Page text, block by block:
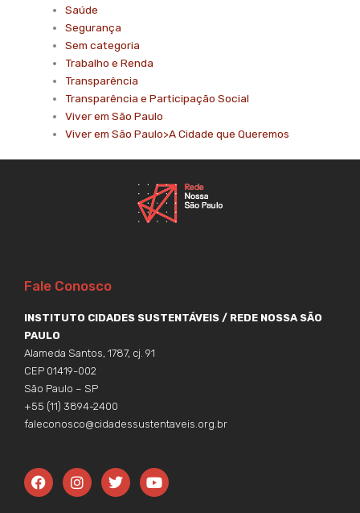
Saúde
Segurança
Sem categoria
Trabalho e Renda
Transparência
Transparência e Participação Social
Viver em São Paulo
Viver em São Paulo>A Cidade que Queremos
Fale Conosco
INSTITUTO CIDADES SUSTENTÁVEIS / REDE NOSSA SÃO
PAULO
Alameda Santos, 1787, cj. 91
CEP 01419-002
São Paulo – SP
+55 (11) 3894-2400
faleconosco@cidadessustentaveis.org.br
F
a
I
n
T
w
Y
o